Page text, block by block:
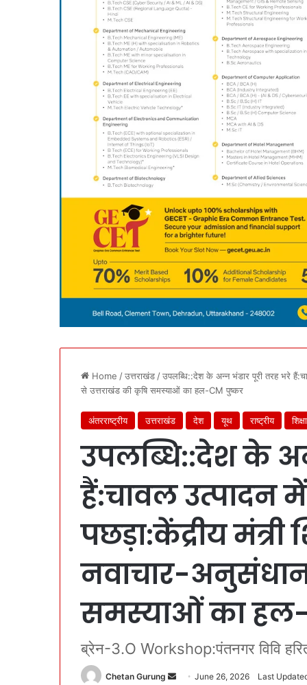
Home /उत्तराखंड /उपलब्धि::देश के अन्न भंडार पूरी तरह भरे
से उत्तराखंड की कृषि समस्याओं का हल-CM पुष्कर
अंतरराष्ट्रीय उत्तराखंड देश यूथ राष्ट्रीय शिक्षा
उपलब्धि::देश के
हैं:चावल उत्पादन
पछड़ा:केंद्रीय मंत्री
नवाचार-
समस्याओं का
ब्रेन-3.O Workshop:पंतनगर विवि
Chetan Gurung June 26, 2026 Last